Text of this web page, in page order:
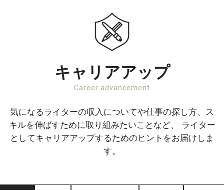
キャリアアップ
Career advancement
気になるライターの収入についてや仕事の探し方、ス
キルを伸ばすために取り組みたいことなど、
ライター
としてキャリアアップするためのヒントをお届けしま
す。